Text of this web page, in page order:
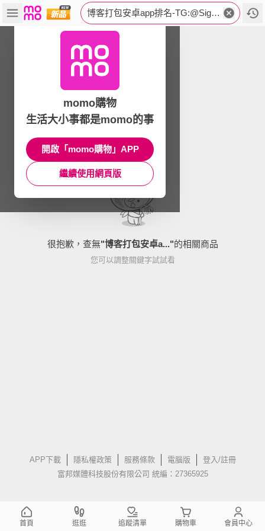
博客打包安卓app排名-TG:@SignAndCloudd🔔哪个苹果快捷图标平台好.srq
很抱歉，查無"博客打包安卓a..."的相關商品
您可以調整關鍵字試試看
APP下載 隱私權政策 服務條款 電腦版
登入/註冊
富邦媒體科技股份有限公司 統編：27365925
momo購物
生活大小事都是momo的事
開啟「momo購物」APP
繼續使用網頁版
首頁 逛逛 追蹤清單 購物車 會員中心